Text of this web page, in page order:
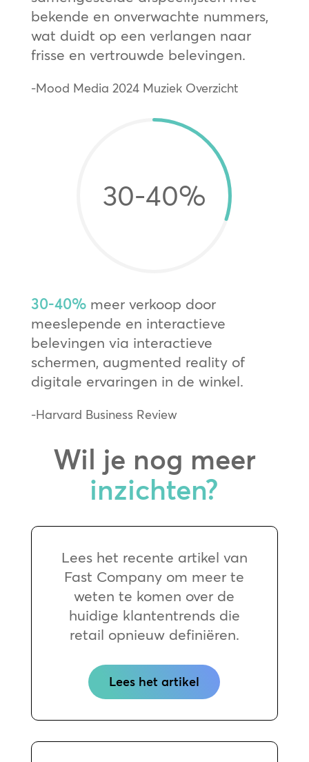
bekende en onverwachte nummers,
wat duidt op een verlangen naar
frisse en vertrouwde belevingen.
-Mood Media 2024 Muziek Overzicht
30-40%
30-40%meer verkoop door
meeslepende en interactieve
belevingen via interactieve
schermen, augmented reality of
digitale ervaringen in de winkel.
-Harvard Business Review
Wil je nog meer
inzichten?
Lees het recente artikel van
Fast Company om meer te
weten te komen over de
huidige klantentrends die
retail opnieuw definiëren.
Lees het artikel